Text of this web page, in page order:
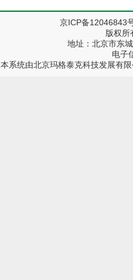
京ICP备12046843
版权所
地址：北京市东
电子
本系统由北京玛格泰克科技发展有